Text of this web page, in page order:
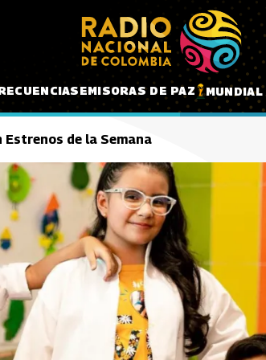
EMISORAS DE PAZ MUNDIAL
Estrenos de la Semana